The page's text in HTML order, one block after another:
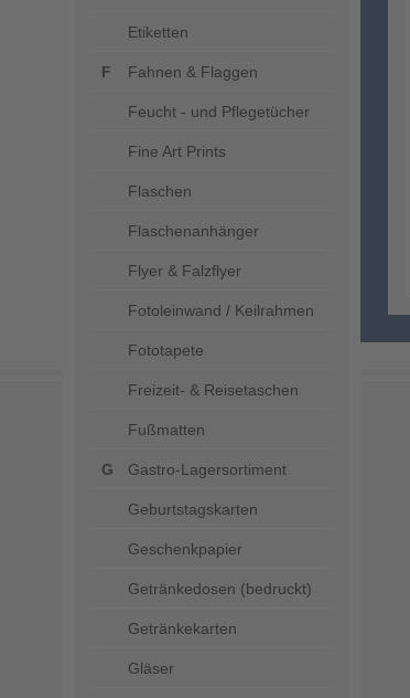
Etiketten
Fahnen & Flaggen
Feucht - und Pflegetücher
Fine Art Prints
Flaschen
Flaschenanhänger
Flyer & Falzflyer
Fotoleinwand / Keilrahmen
Fototapete
Freizeit- & Reisetaschen
Fußmatten
Gastro-Lagersortiment
Geburtstagskarten
Geschenkpapier
Getränkedosen (bedruckt)
Getränkekarten
Gläser